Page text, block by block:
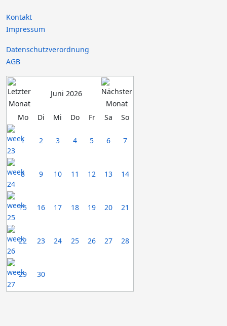
Kontakt
Impressum
Datenschutzverordnung
AGB
Juni 2026
Mo Di Mi Do Fr Sa So
1 2 3 4 5 6 7
8 9 10 11 12 13 14
15 16 17 18 19 20 21
22 23 24 25 26 27 28
29 30